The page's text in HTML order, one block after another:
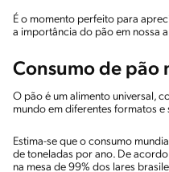
É o momento perfeito para
a importância do pão em nossa
Consumo de pão
O pão é um alimento universal,
mundo em diferentes formatos e
Estima-se que o consumo
de toneladas por ano. De
na mesa de 99% dos lares